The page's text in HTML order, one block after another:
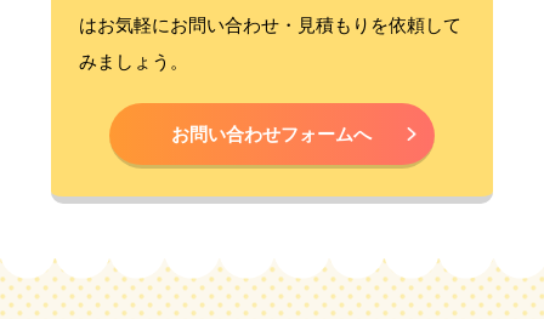
はお気軽にお問い合わせ・見積もりを依頼して
みましょう。
お問い合わせフォームへ